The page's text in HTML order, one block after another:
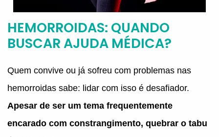
HEMORROIDAS: QUANDO
BUSCAR AJUDA MÉDICA?
Quem convive ou já sofreu com problemas nas
hemorroidas sabe: lidar com isso é desafiador.
Apesar de ser um tema frequentemente
encarado com constrangimento, quebrar o tabu